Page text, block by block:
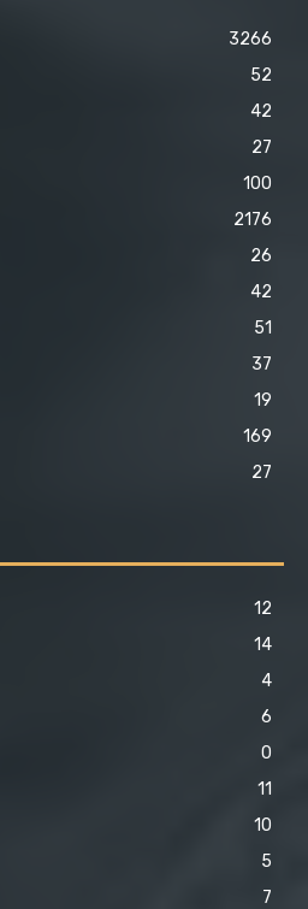
3266
52
42
27
100
2176
26
42
51
37
19
169
27
12
14
4
6
0
11
10
5
7